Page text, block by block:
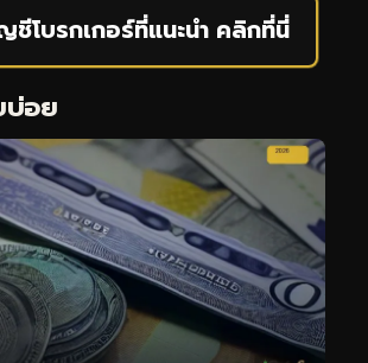
โบรกเกอร์ที่แนะนำ คลิกที่นี่
บ่อย